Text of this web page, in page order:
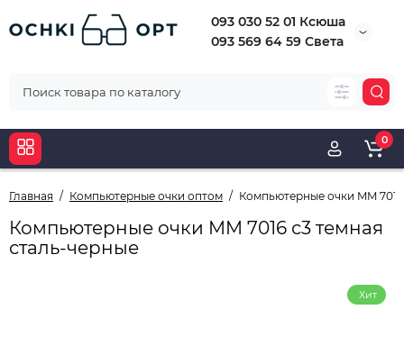
093 030 52 01 Ксюша
093 569 64 59 Света
0
Главная Компьютерные очки оптом Компьютерные очки MM
Компьютерные очки MM 7016 с3 темная
сталь-черные
Хит